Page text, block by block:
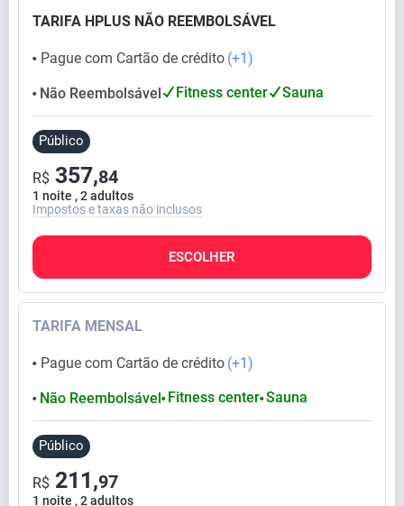
TARIFA HPLUS NÃO REEMBOLSÁVEL
⬤ Pague com Cartão de crédito (+1)
⬤ Não Reembolsável Fitness center Sauna
Público
1 noite , 2 adultos
R$ 357,84
Impostos e taxas não inclusos
ESCOLHER
TARIFA MENSAL
⬤ Pague com Cartão de crédito (+1)
⬤ Não Reembolsável ⬤ Fitness center⬤ Sauna
Público
1 noite , 2 adultos
R$ 211,97